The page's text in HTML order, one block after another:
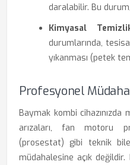
daralabilir. Bu
Kimyasal
durumlarında,
yıkanması (petek
Profesyonel
Baymak kombi
arızaları, fan motoru
(prosestat) gibi teknik
müdahalesine açık